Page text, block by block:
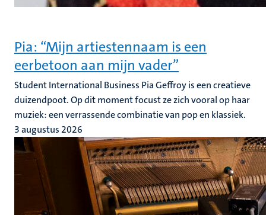
Pia: “Mijn artiestennaam is een
eerbetoon aan mijn vader”
Student International Business Pia Geffroy is een creatieve
duizendpoot. Op dit moment focust ze zich vooral op haar
muziek: een verrassende combinatie van pop en klassiek.
3 augustus 2026